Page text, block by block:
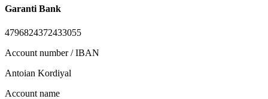
Garanti Bank
4796824372433055
Account number / IBAN
Antoian Kordiyal
Account name